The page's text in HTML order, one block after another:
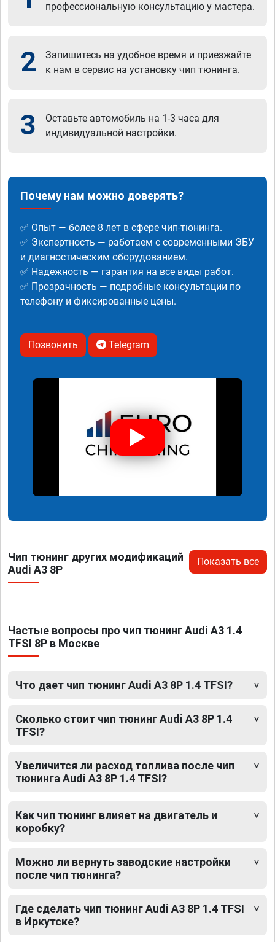
профессиональную консультацию у мастера.
2
Запишитесь на удобное время и приезжайте
к нам в сервис на установку чип тюнинга.
3
Оставьте автомобиль на 1-3 часа для
индивидуальной настройки.
Почему нам можно доверять?
✅ Опыт — более 8 лет в сфере чип-тюнинга.
✅ Экспертность — работаем с современными ЭБУ
и диагностическим оборудованием.
✅ Надежность — гарантия на все виды работ.
✅ Прозрачность — подробные консультации по
телефону и фиксированные цены.
Позвонить Telegram
Чип тюнинг других модификаций
Audi A3 8P
Показать все
Частые вопросы про чип тюнинг Audi A3 1.4
TFSI 8P в Москве
Что дает чип тюнинг Audi A3 8P 1.4 TFSI?
Сколько стоит чип тюнинг Audi A3 8P 1.4
TFSI?
Увеличится ли расход топлива после чип
тюнинга Audi A3 8P 1.4 TFSI?
Как чип тюнинг влияет на двигатель и
коробку?
Можно ли вернуть заводские настройки
после чип тюнинга?
Где сделать чип тюнинг Audi A3 8P 1.4 TFSI
в Иркутске?